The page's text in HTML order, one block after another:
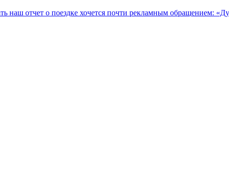
наш отчет о поездке хочется почти рекламным обращением: